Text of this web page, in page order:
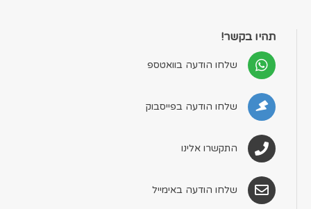
תהיו בקשר!
שלחו הודעה בוואטספ
שלחו הודעה בפייסבוק
התקשרו אלינו
שלחו הודעה באימייל